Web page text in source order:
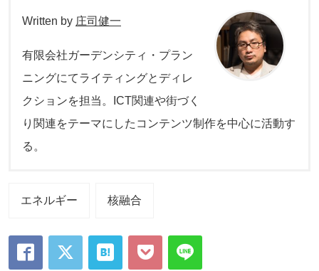
Written by 庄司健一
有限会社ガーデンシティ・プラン
ニングにてライティングとディレ
クションを担当。ICT関連や街づく
り関連をテーマにしたコンテンツ制作を中心に活動す
る。
エネルギー 核融合